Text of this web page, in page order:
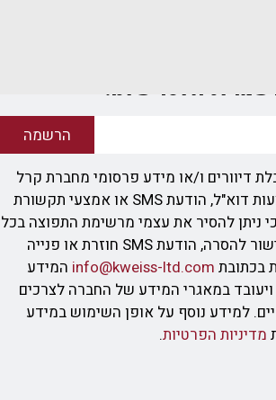
לניוזלטר שלנו!
הרשמה
דיוורים ו/או מידע פרסומי מחברת קרל
וייס בע"מ באמצעות דוא"ל, הודעת SMS או אמצעי תקשורת
ניתן להסיר את עצמי מרשימת התפוצה בכל
עת באמצעות קישור להסרה, הודעת SMS חוזרת או פנייה
בכתובת info@kweiss-ltd.com המידע
במאגרי המידע של החברה לצרכים
למידע נוסף על אופן השימוש במידע
מדיניות הפרטיות.